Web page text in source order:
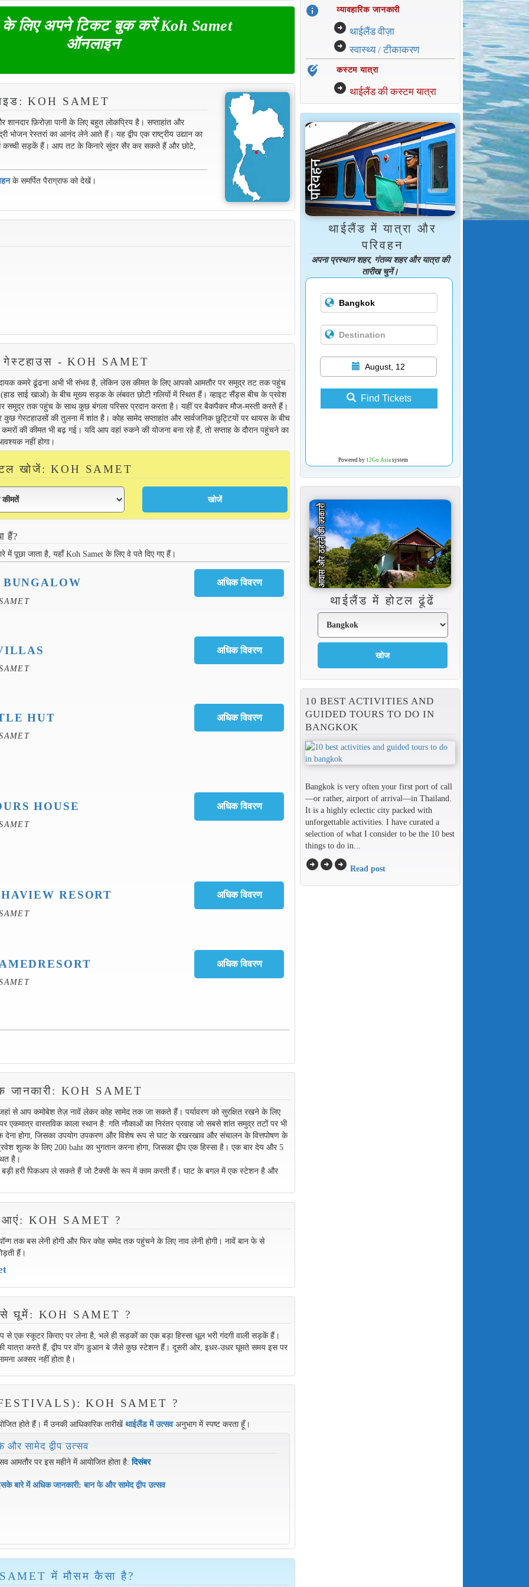
लिए अपने टिकट बुक करें Koh Samet
ऑनलाइन
गाइड: KOH SAMET
फ़िरोज़ा पानी के लिए बहुत लोकप्रिय है। सप्ताहांत और
भोजन रेस्तरां का आनंद लेने आते हैं। यह द्वीप एक राष्ट्रीय उद्यान का
कच्ची सड़कें हैं। आप तट के किनारे सुंदर सैर कर सकते हैं और छोटे,
के समर्पित पैराग्राफ को देखें।
- KOH SAMET
कमरे ढूंढना अभी भी संभव है, लेकिन उस कीमत के लिए आपको आमतौर पर समुद्र तट तक पहुंच
साई खाओ) के बीच मुख्य सड़क के लंबवत छोटी गलियों में स्थित हैं। व्हाइट सैंड्स बीच के प्रवेश
समुद्र तक पहुंच के साथ कुछ बंगला परिसर प्रदान करता है। यहीं पर बैकपैकर मौज-मस्ती करते हैं।
गेस्टहाउसों की तुलना में शांत है। कोह सामेद सप्ताहांत और सार्वजनिक छुट्टियों पर थायस के बीच
की कीमत भी बढ़ गई। यदि आप वहां रुकने की योजना बना रहे हैं, तो सप्ताह के दौरान पहुंचने का
नहीं होगा।
खोजें: KOH SAMET
हैं?
पूछा जाता है, यहाँ Koh Samet के लिए वे पते दिए गए हैं।
HUT
HOUSE
RESORT
जानकारी: KOH SAMET
से आप कमोबेश तेज़ नावें लेकर कोह सामेद तक जा सकते हैं। पर्यावरण को सुरक्षित रखने के लिए
वास्तविक काला स्थान है: गति नौकाओं का निरंतर प्रवाह जो सबसे शांत समुद्र तटों पर भी
होगा, जिसका उपयोग उपकरण और विशेष रूप से घाट के रखरखाव और संचालन के वित्तपोषण के
शुल्क के लिए 200 baht का भुगतान करना होगा, जिसका द्वीप एक हिस्सा है। एक बार देय और 5
है।
बड़ी हरी पिकअप ले सकते हैं जो टैक्सी के रूप में काम करती हैं। घाट के बगल में एक स्टेशन है और
KOH SAMET ?
तक बस लेनी होगी और फिर कोह समेद तक पहुंचने के लिए नाव लेनी होगी। नावें बान फे से
हैं।
घूमें: KOH SAMET ?
एक स्कूटर किराए पर लेना है, भले ही सड़कों का एक बड़ा हिस्सा धूल भरी गंदगी वाली सड़कें हैं।
यात्रा करते हैं, द्वीप पर वोंग डुआन बे जैसे कुछ स्टेशन हैं। दूसरी ओर, इधर-उधर घूमते समय इस पर
अक्सर नहीं होता है।
KOH SAMET ?
होते हैं। मैं उनकी आधिकारिक तारीखें थाईलैंड में उत्सवअनुभाग में स्पष्ट करता हूँ।
और सामेद द्वीप उत्सव
आमतौर पर इस महीने में आयोजित होता है:दिसंबर
बारे में अधिक जानकारी: बान फे और सामेद द्वीप उत्सव
में मौसम कैसा है?
info व्यावहारिक जानकारी
arrow_circle_right थाईलैंड वीज़ा
arrow_circle_right स्वास्थ्य / टीकाकरण
edit_location_alt कस्टम यात्रा
arrow_circle_right थाईलैंड की कस्टम यात्रा
थाईलैंड में यात्रा और
परिवहन
अपना प्रस्थान शहर, गंतव्य शहर और यात्रा की
तारीख चुनें।
August, 12
Find Tickets
Powered by 12Go Asiasystem
थाईलैंड में होटल ढूंढें
10 BEST ACTIVITIES AND
GUIDED TOURS TO DO IN
BANGKOK
Bangkok is very often your first port of call
—or rather, airport of arrival—in Thailand.
It is a highly eclectic city packed with
unforgettable activities. I have curated a
selection of what I consider to be the 10 best
things to do in...
arrow_circle_rightarrow_circle_rightarrow_circle_right Read post